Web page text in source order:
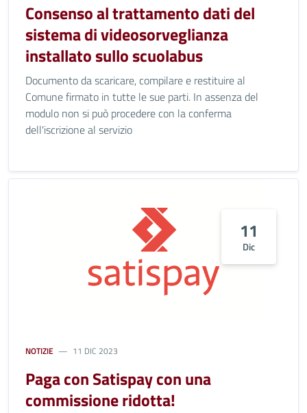
Consenso al trattamento dati del
sistema di videosorveglianza
installato sullo scuolabus
Documento da scaricare, compilare e restituire al
Comune firmato in tutte le sue parti. In assenza del
modulo non si può procedere con la conferma
dell'iscrizione al servizio
11
Dic
NOTIZIE 11 DIC 2023
Paga con Satispay con una
commissione ridotta!